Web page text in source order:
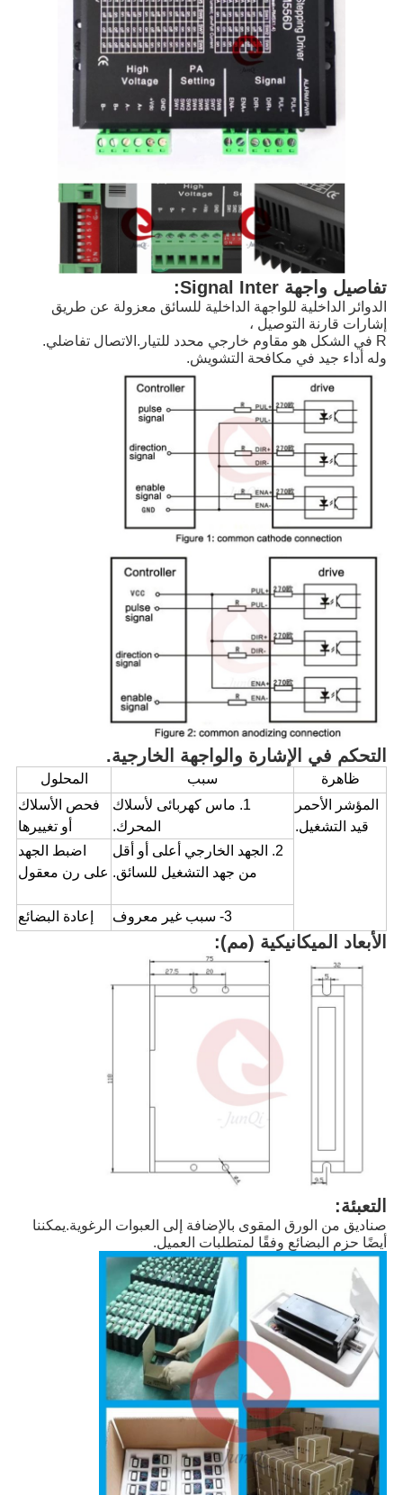
تفاصيل واجهة Signal Inter:
الدوائر الداخلية للواجهة الداخلية للسائق معزولة عن طريق
إشارات قارنة التوصيل ،
R في الشكل هو مقاوم خارجي محدد للتيار.الاتصال تفاضلي.
وله أداء جيد في مكافحة التشويش.
التحكم في الإشارة والواجهة الخارجية.
ظاهرة سبب
المحلول
المؤشر الأحمر
قيد التشغيل.
1. ماس كهربائى لأسلاك
المحرك.
فحص الأسلاك
أو تغييرها
2. الجهد الخارجي أعلى أو أقل
من جهد التشغيل للسائق.
اضبط الجهد
على رن معقول
3- سبب غير معروف إعادة البضائع
الأبعاد الميكانيكية (مم):
التعبئة:
أيضًا حزم البضائع وفقًا لمتطلبات العميل.